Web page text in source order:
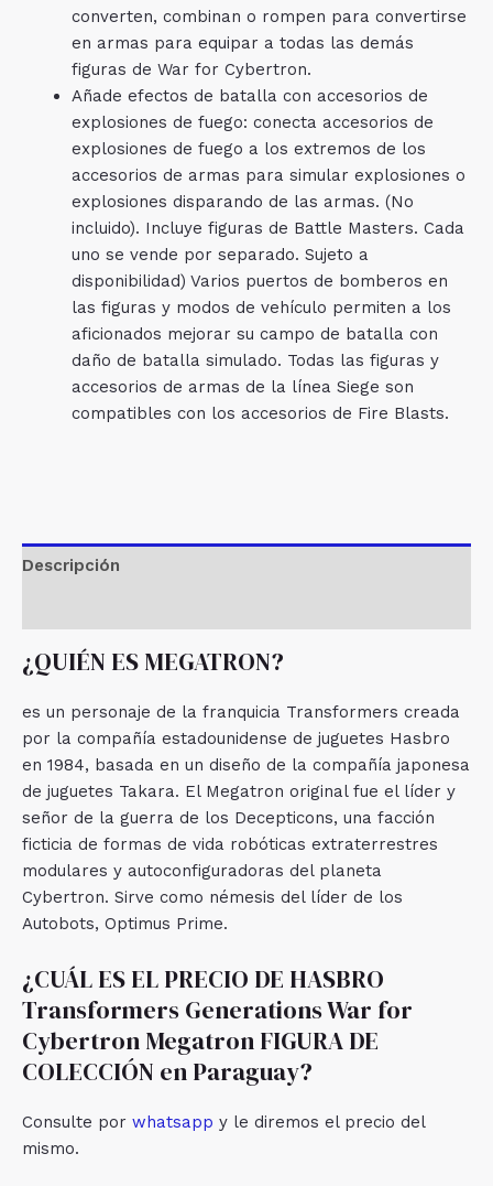
converten, combinan o rompen para convertirse
en armas para equipar a todas las demás
figuras de War for Cybertron.
Añade efectos de batalla con accesorios de
explosiones de fuego: conecta accesorios de
explosiones de fuego a los extremos de los
accesorios de armas para simular explosiones o
explosiones disparando de las armas. (No
incluido). Incluye figuras de Battle Masters. Cada
uno se vende por separado. Sujeto a
disponibilidad) Varios puertos de bomberos en
las figuras y modos de vehículo permiten a los
aficionados mejorar su campo de batalla con
daño de batalla simulado. Todas las figuras y
accesorios de armas de la línea Siege son
compatibles con los accesorios de Fire Blasts.
Descripción
¿QUIÉN ES MEGATRON?
es un personaje de la franquicia Transformers creada
por la compañía estadounidense de juguetes Hasbro
en 1984, basada en un diseño de la compañía japonesa
de juguetes Takara. El Megatron original fue el líder y
señor de la guerra de los Decepticons, una facción
ficticia de formas de vida robóticas extraterrestres
modulares y autoconfiguradoras del planeta
Cybertron. Sirve como némesis del líder de los
Autobots, Optimus Prime.
¿CUÁL ES EL PRECIO DE HASBRO
Transformers Generations War for
Cybertron Megatron FIGURA DE
COLECCIÓN en Paraguay?
Consulte por whatsapp y le diremos el precio del
mismo.